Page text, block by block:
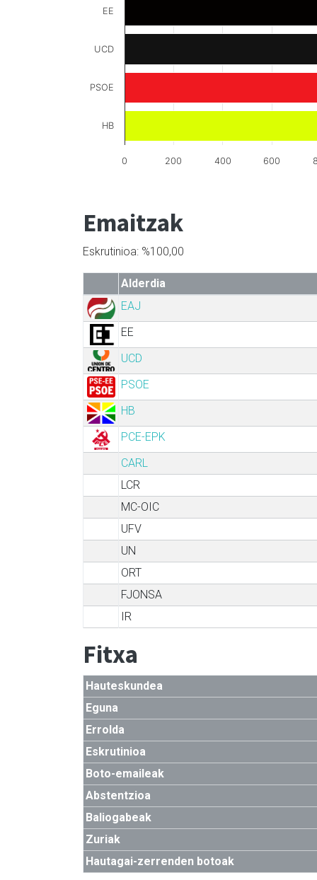
0 200 400 600
EE
UCD
PSOE
HB
Emaitzak
Eskrutinioa: %100,00
Alderdia
EAJ
EE
UCD
PSOE
HB
PCE-EPK
CARL
LCR
MC-OIC
UFV
UN
ORT
FJONSA
IR
Fitxa
Hauteskundea
Eguna
Errolda
Eskrutinioa
Boto-emaileak
Abstentzioa
Baliogabeak
Zuriak
Hautagai-zerrenden botoak